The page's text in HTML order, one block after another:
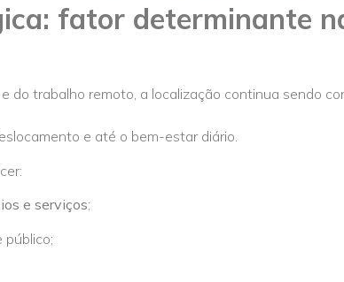
fator determinante
do trabalho remoto, a localização continua sendo
e até o bem-estar diário.
e serviços;
público;